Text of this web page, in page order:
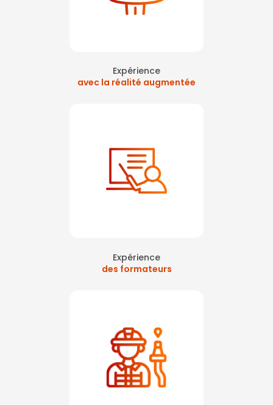
Expérience
avec la réalité augmentée
Expérience
des formateurs